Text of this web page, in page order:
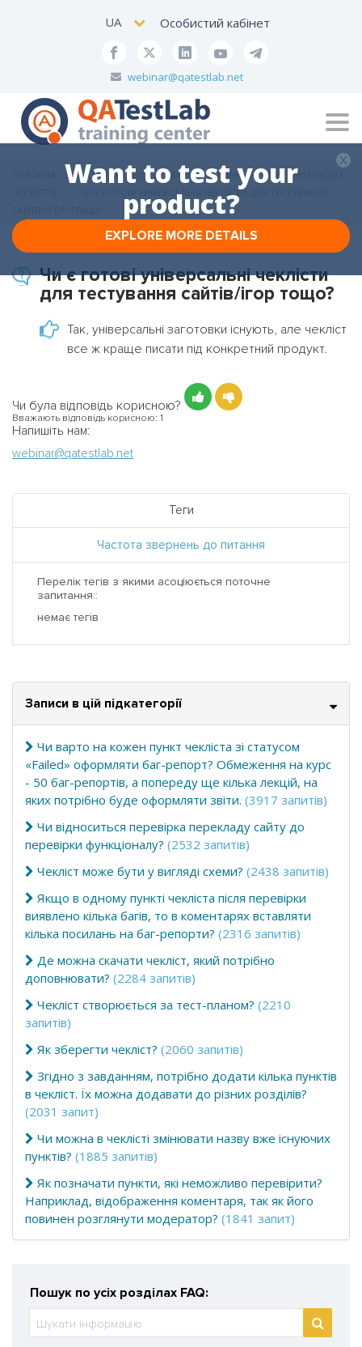
webinar@qatestlab.net
UA Особистий кабінет
Want to test your
product?
EXPLORE MORE DETAILS
ПИТАННЯ ЩОДО ДОМАШНІХ ЗАВДАНЬ
ПИТАННЯ ЩОДО
ЧИ Є ГОТОВІ УНІВЕРСАЛЬНІ ЧЕКЛІСТИ ДЛЯ ТЕСТУВАННЯ
Чи є готові універсальні чеклісти
для тестування сайтів/ігор тощо?
Так, універсальні заготовки існують, але чекліст
все ж краще писати під конкретний продукт.
Чи була відповідь корисною?
Вважають відповідь корисною: 1
Напишіть нам:
webinar@qatestlab.net
Теги
Частота звернень до питання
Перелік тегів з якими асоціюється поточне
запитання::
немає тегів
Записи в цій підкатегорії
Чи варто на кожен пункт чекліста зі статусом
«Failed» оформляти баг-репорт? Обмеження на курс
- 50 баг-репортів, а попереду ще кілька лекцій, на
яких потрібно буде оформляти звіти. (3917 запитів)
Чи відноситься перевірка перекладу сайту до
перевірки функціоналу? (2532 запитів)
Чекліст може бути у вигляді схеми? (2438 запитів)
Якщо в одному пункті чекліста після перевірки
виявлено кілька багів, то в коментарях вставляти
кілька посилань на баг-репорти? (2316 запитів)
Де можна скачати чекліст, який потрібно
доповнювати? (2284 запитів)
Чекліст створюється за тест-планом? (2210
запитів)
Як зберегти чекліст? (2060 запитів)
Згідно з завданням, потрібно додати кілька пунктів
в чекліст. Їх можна додавати до різних розділів?
(2031 запит)
Чи можна в чеклісті змінювати назву вже існуючих
пунктів? (1885 запитів)
Як позначати пункти, які неможливо перевірити?
Наприклад, відображення коментаря, так як його
повинен розглянути модератор? (1841 запит)
Пошук по усіх розділах FAQ: